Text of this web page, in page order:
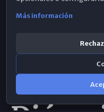
Más información